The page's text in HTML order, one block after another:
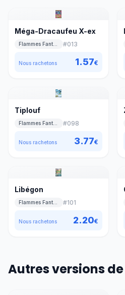
Méga-Dracaufeu X-ex
#013
Nous rachetons 1.57€
Tiplouf
#098
Nous rachetons 3.77€
Libégon
#101
Nous rachetons 2.20€
Autres versions